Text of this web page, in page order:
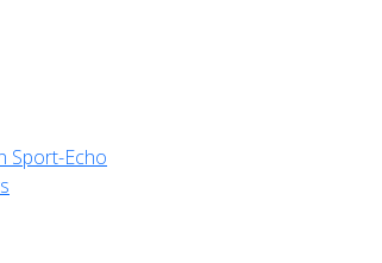
Sport-Echo